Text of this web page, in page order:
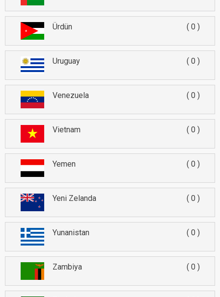
Ürdün 0
Uruguay 0
Venezuela 0
Vietnam 0
Yemen 0
Yeni Zelanda 0
Yunanistan 0
Zambiya 0